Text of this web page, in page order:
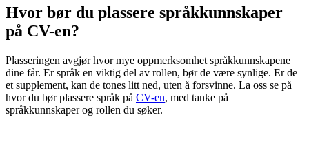
Hvor bør du plassere språkkunnskaper
på CV-en?
Plasseringen avgjør hvor mye oppmerksomhet språkkunnskapene
dine får. Er språk en viktig del av rollen, bør de være synlige. Er de
et supplement, kan de tones litt ned, uten å forsvinne. La oss se på
hvor du bør plassere språk på CV-en, med tanke på
språkkunnskaper og rollen du søker.